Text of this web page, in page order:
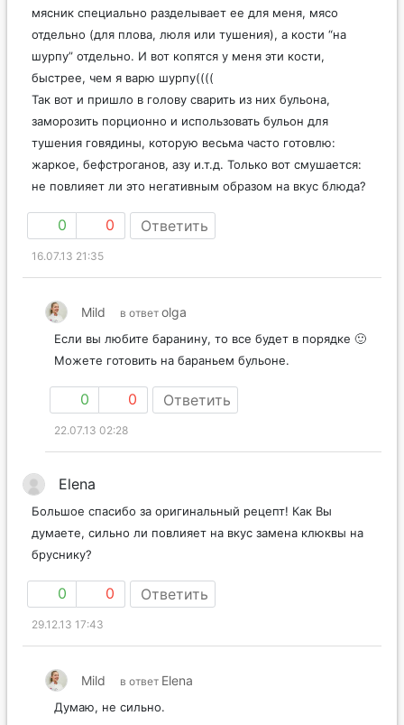
мясник специально разделывает ее для меня, мясо
отдельно (для плова, люля или тушения), а кости “на
шурпу” отдельно. И вот копятся у меня эти кости,
быстрее, чем я варю шурпу((((
Так вот и пришло в голову сварить из них бульона,
заморозить порционно и использовать бульон для
тушения говядины, которую весьма часто готовлю:
жаркое, бефстроганов, азу и.т.д. Только вот смушается:
не повлияет ли это негативным образом на вкус блюда?
0 0 Ответить
16.07.13 21:35
Mild в ответ olga
Если вы любите баранину, то все будет в порядке 🙂
Можете готовить на бараньем бульоне.
0 0 Ответить
22.07.13 02:28
Elena
Большое спасибо за оригинальный рецепт! Как Вы
думаете, сильно ли повлияет на вкус замена клюквы на
бруснику?
0 0 Ответить
29.12.13 17:43
Mild в ответ Elena
Думаю, не сильно.